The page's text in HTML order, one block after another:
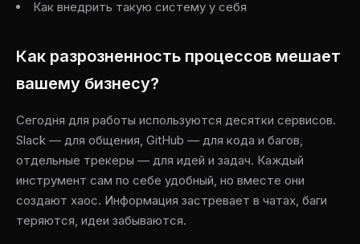
Как внедрить такую систему у себя
Как разрозненность процессов мешает
вашему бизнесу?
Сегодня для работы используются десятки сервисов.
Slack — для общения, GitHub — для кода и багов,
отдельные трекеры — для идей и задач. Каждый
инструмент сам по себе удобный, но вместе они
создают хаос. Информация застревает в чатах, баги
теряются, идеи забываются.